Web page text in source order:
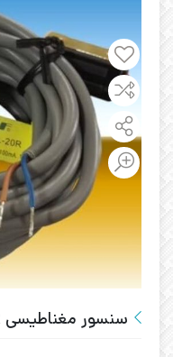
سنسور مغناطیسی ALIF AL-20R